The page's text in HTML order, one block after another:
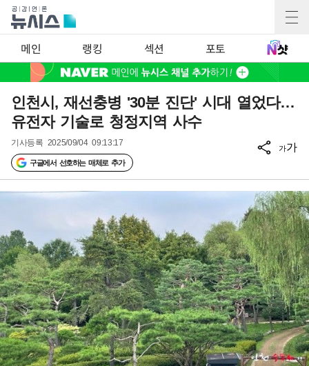
메인 랭킹 섹션 포토
인천시, 재선충병 '30분 진단' 시대 열었다…
유전자 기술로 청정지역 사수
기사등록 2025/09/04 09:13:17
구글에서 선호하는 매체로 추가
가가